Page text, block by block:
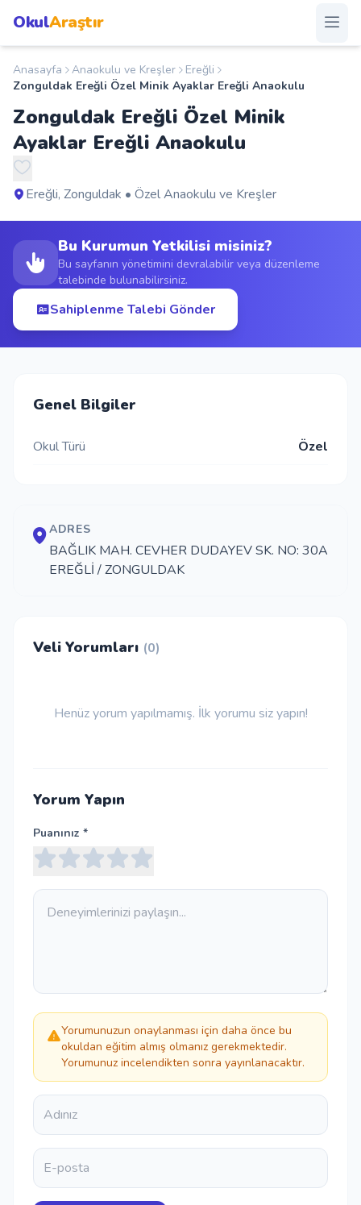
OkulAraştır
Anasayfa
Okullar
Şehirler
Duyurular
S.S.S.
Blog
Okul Ekle
Anasayfa Anaokulu ve Kreşler
Ereğli
Zonguldak Ereğli Özel Minik Ayaklar Ereğli Anaokulu
Zonguldak Ereğli Özel Minik
Ayaklar Ereğli Anaokulu
Ereğli, Zonguldak • Özel Anaokulu ve Kreşler
Bu Kurumun Yetkilisi misiniz?
Bu sayfanın yönetimini devralabilir veya düzenleme
talebinde bulunabilirsiniz.
Sahiplenme Talebi Gönder
Genel Bilgiler
Okul Türü Özel
ADRES
BAĞLIK MAH. CEVHER DUDAYEV SK. NO: 30A
EREĞLİ / ZONGULDAK
Veli Yorumları (0)
Henüz yorum yapılmamış. İlk yorumu siz yapın!
Yorum Yapın
Puanınız *
Yorumunuzun onaylanması için daha önce bu
okuldan eğitim almış olmanız gerekmektedir.
Yorumunuz incelendikten sonra yayınlanacaktır.